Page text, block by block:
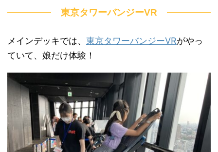
東京タワーバンジーVR
メインデッキでは、 東京タワーバンジーVRがやっ
ていて、娘だけ体験！